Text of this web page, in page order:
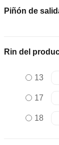
Piñón de
Rin del
13
17
18